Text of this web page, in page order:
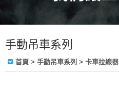
手動吊車系列
首頁 > 手動吊車系列 > 卡車拉線器